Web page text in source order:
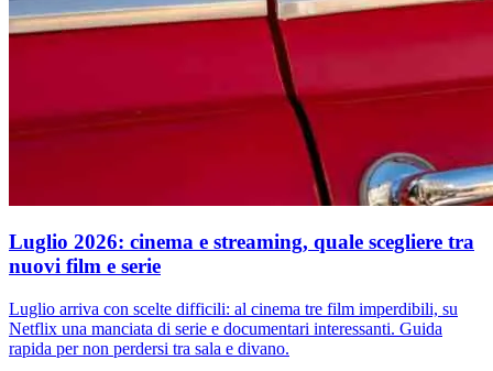
Luglio 2026: cinema e streaming, quale scegliere tra
nuovi film e serie
Luglio arriva con scelte difficili: al cinema tre film imperdibili, su
Netflix una manciata di serie e documentari interessanti. Guida
rapida per non perdersi tra sala e divano.